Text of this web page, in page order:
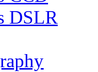
DSLR